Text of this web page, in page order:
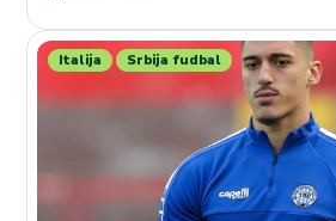
Italija Srbija fudbal